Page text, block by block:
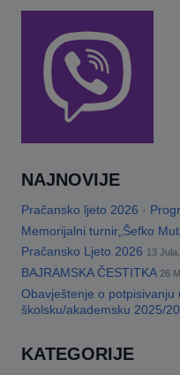
NAJNOVIJE
Pračansko ljeto 2026 ·
Memorijalni turnir„Šefko
Pračansko Ljeto 2026 13
BAJRAMSKA ČESTITKA 26
Obavještenje o potpisivanju
školsku/akademsku 2025/
KATEGORIJE